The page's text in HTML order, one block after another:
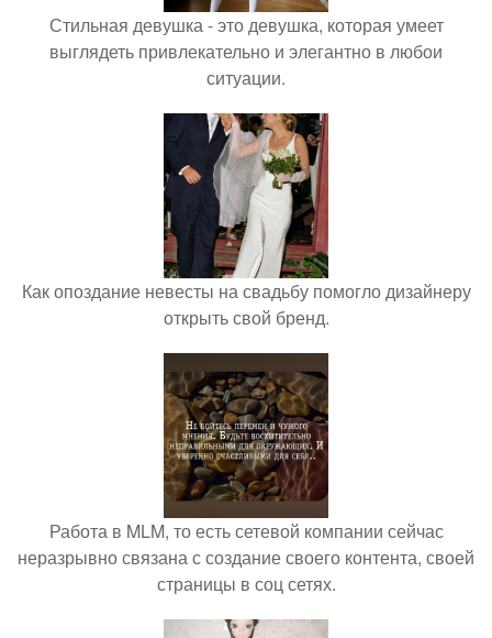
Стильная девушка - это девушка, которая умеет
выглядеть привлекательно и элегантно в любои
ситуации.
Как опоздание невесты на свадьбу помогло дизайнеру
открыть свой бренд.
Работа в MLM, то есть сетевой компании сейчас
неразрывно связана с создание своего контента, своей
страницы в соц сетях.